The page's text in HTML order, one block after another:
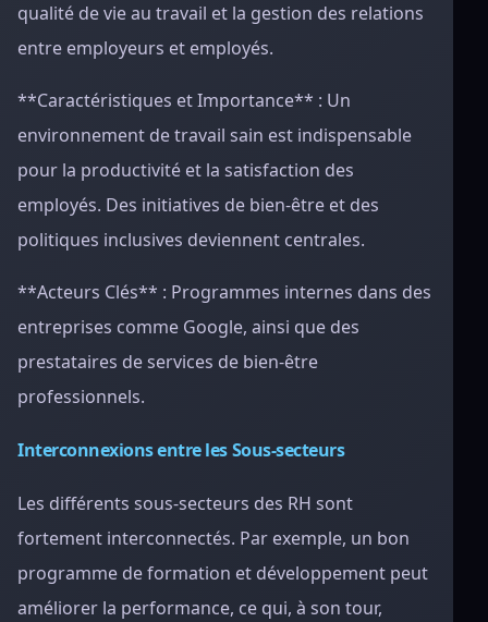
qualité de vie au travail et la gestion des relations
entre employeurs et employés.
**Caractéristiques et Importance** : Un
environnement de travail sain est indispensable
pour la productivité et la satisfaction des
employés. Des initiatives de bien-être et des
politiques inclusives deviennent centrales.
**Acteurs Clés** : Programmes internes dans des
entreprises comme Google, ainsi que des
prestataires de services de bien-être
professionnels.
Interconnexions entre les Sous-secteurs
Les différents sous-secteurs des RH sont
fortement interconnectés. Par exemple, un bon
programme de formation et développement peut
améliorer la performance, ce qui, à son tour,